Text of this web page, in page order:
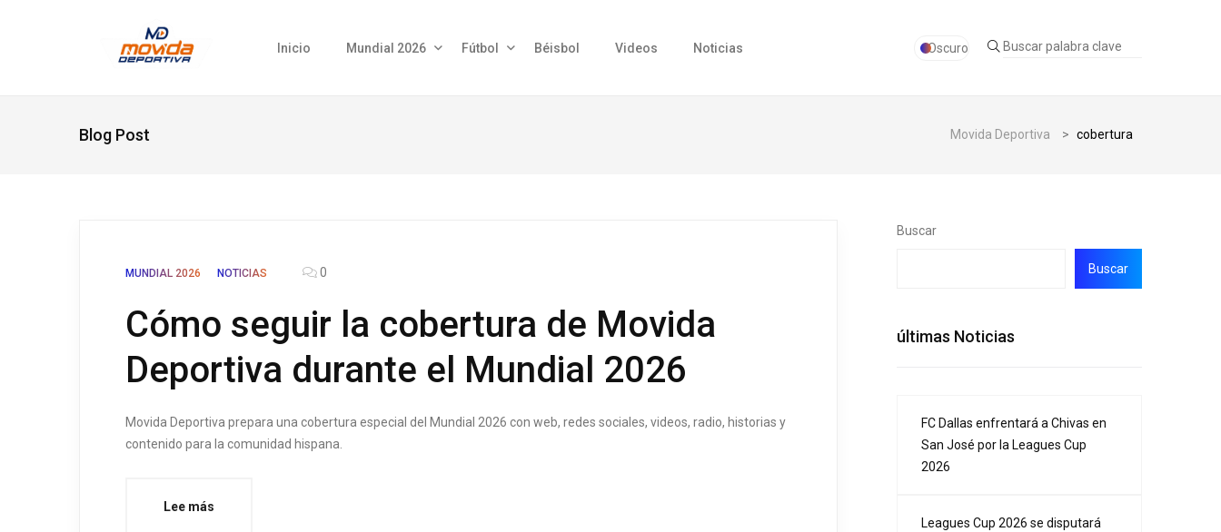
Inicio Mundial 2026 Fútbol Béisbol Videos Noticias Oscuro
Blog Post Movida Deportiva > cobertura
MUNDIAL 2026 NOTICIAS 0
Cómo seguir la cobertura de Movida
Deportiva durante el Mundial 2026
Movida Deportiva prepara una cobertura especial del Mundial 2026 con web, redes sociales, videos, radio, historias y
contenido para la comunidad hispana.
Lee más
Buscar
Buscar
últimas Noticias
FC Dallas enfrentará a Chivas en
San José por la Leagues Cup
2026
Leagues Cup 2026 se disputará